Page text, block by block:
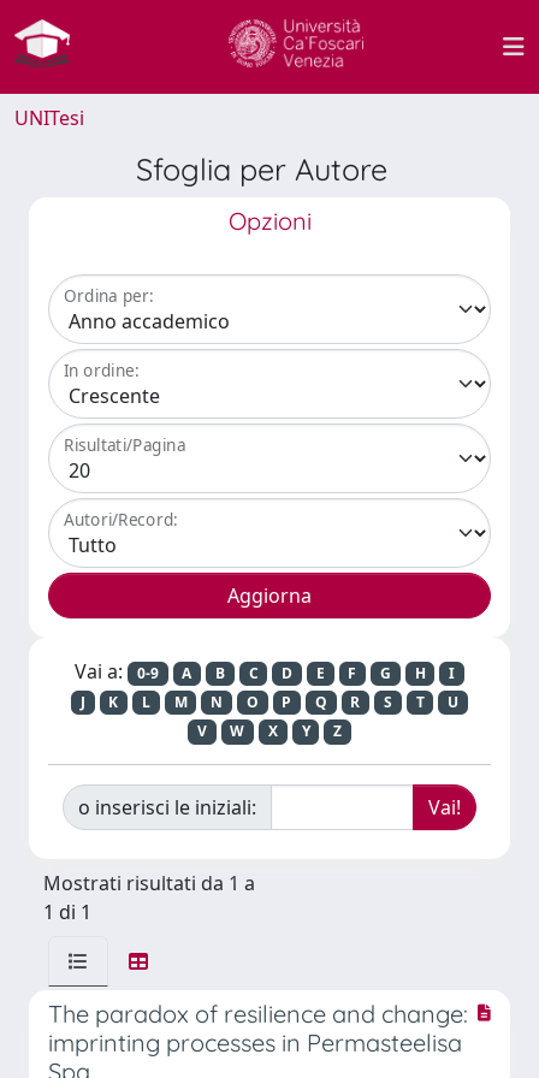
UNITesi
Sfoglia per Autore
Opzioni
Ordina per:
In ordine:
Risultati/Pagina
Autori/Record:
Vai a: 0-9 A B C D E F G H
I
J
K L M N O P Q R S T
U
V
W X Y Z
o inserisci le iniziali:
Mostrati risultati da 1 a
1 di 1
The paradox of resilience and change:
imprinting processes in Permasteelisa
Spa